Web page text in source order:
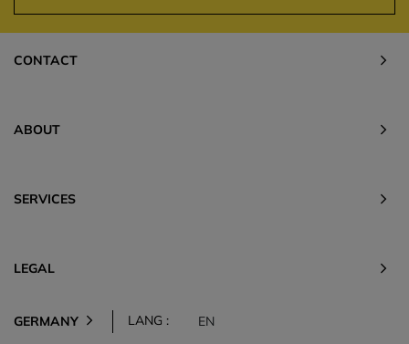
CONTACT
ABOUT
SERVICES
LEGAL
GERMANY LANG : EN